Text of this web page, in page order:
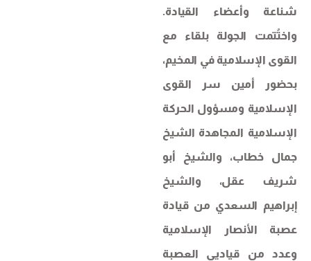
شناعة وأعضاء القيادة.
واختُتمت الجولة بلقاء مع
القوى الإسلامية في المخيم،
بحضور أمين سر القوى
الإسلامية ومسؤول الحركة
الإسلامية المجاهدة الشيخ
جمال خطاب، والشيخ أبو
شريف عقل، والشيخ
إبراهيم السعدي من قيادة
عصبة الأنصار الإسلامية
وعدد من قياديي العصبة